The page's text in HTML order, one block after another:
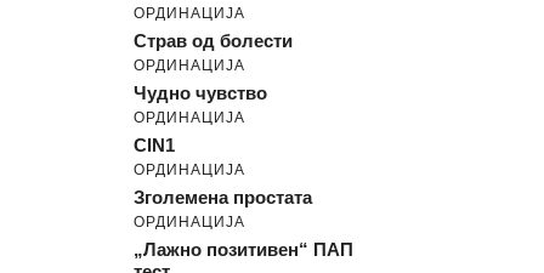
ОРДИНАЦИЈА
Страв од болести
ОРДИНАЦИЈА
Чудно чувство
ОРДИНАЦИЈА
CIN1
ОРДИНАЦИЈА
Зголемена простата
ОРДИНАЦИЈА
„Лажно позитивен“ ПАП